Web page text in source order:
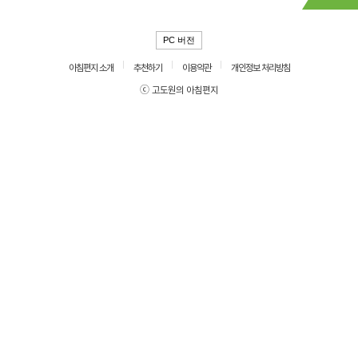
PC 버전
아침편지 소개 추천하기 이용약관
개인정보 처리방침
ⓒ 고도원의 아침편지